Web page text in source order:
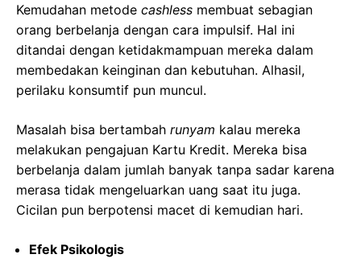
Kemudahan metode cashless membuat sebagian
orang berbelanja dengan cara impulsif. Hal ini
ditandai dengan ketidakmampuan mereka dalam
membedakan keinginan dan kebutuhan. Alhasil,
perilaku konsumtif pun muncul.
Masalah bisa bertambah runyam kalau mereka
melakukan pengajuan Kartu Kredit. Mereka bisa
berbelanja dalam jumlah banyak tanpa sadar karena
merasa tidak mengeluarkan uang saat itu juga.
Cicilan pun berpotensi macet di kemudian hari.
Efek Psikologis